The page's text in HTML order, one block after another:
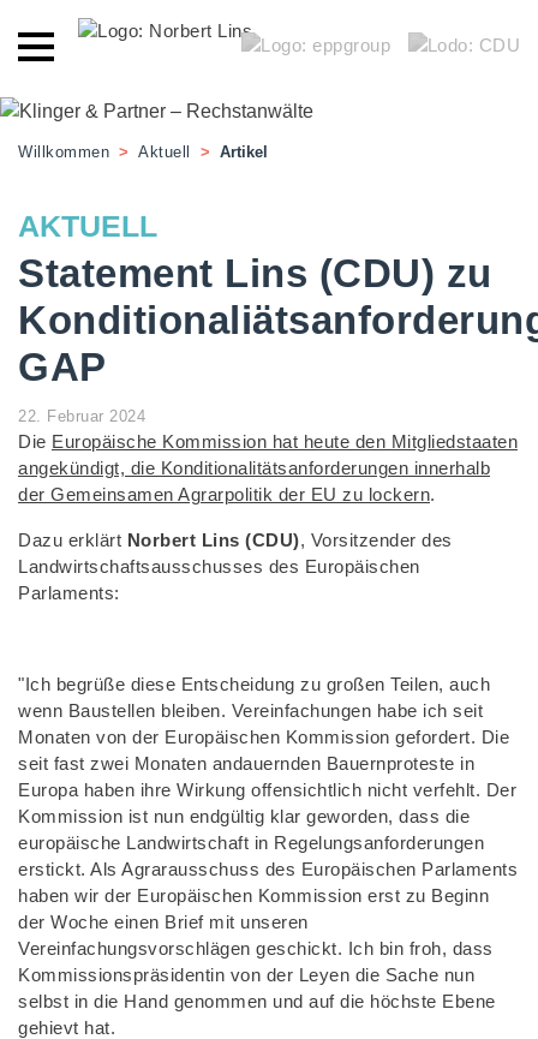
Willkommen > Aktuell > Artikel
AKTUELL
Statement Lins (CDU) zu
GAP
22. Februar 2024
Die Europäische Kommission hat heute den Mitgliedstaaten
angekündigt, die Konditionalitätsanforderungen innerhalb
der Gemeinsamen Agrarpolitik der EU zu lockern.
Dazu erklärt Norbert Lins (CDU), Vorsitzender des
Landwirtschaftsausschusses des Europäischen
Parlaments:
"Ich begrüße diese Entscheidung zu großen Teilen, auch
wenn Baustellen bleiben. Vereinfachungen habe ich seit
Monaten von der Europäischen Kommission gefordert. Die
seit fast zwei Monaten andauernden Bauernproteste in
Europa haben ihre Wirkung offensichtlich nicht verfehlt. Der
Kommission ist nun endgültig klar geworden, dass die
europäische Landwirtschaft in Regelungsanforderungen
erstickt. Als Agrarausschuss des Europäischen Parlaments
haben wir der Europäischen Kommission erst zu Beginn
der Woche einen Brief mit unseren
Vereinfachungsvorschlägen geschickt. Ich bin froh, dass
Kommissionspräsidentin von der Leyen die Sache nun
selbst in die Hand genommen und auf die höchste Ebene
gehievt hat.